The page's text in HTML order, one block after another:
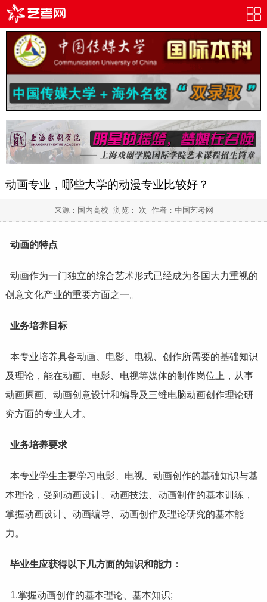
动画专业，哪些大学的动漫专业比较好？
来源：国内高校 浏览： 次 作者： 中国艺考网
动画的特点
动画作为一门独立的综合艺术形式已经成为各国大力重视的
创意文化产业的重要方面之一。
业务培养目标
本专业培养具备动画、电影、电视、创作所需要的基础知识
及理论，能在动画、电影、电视等媒体的制作岗位上，从事
动画原画、动画创意设计和编导及三维电脑动画创作理论研
究方面的专业人才。
业务培养要求
本专业学生主要学习电影、电视、动画创作的基础知识与基
本理论，受到动画设计、动画技法、动画制作的基本训练，
掌握动画设计、动画编导、动画创作及理论研究的基本能
力。
毕业生应获得以下几方面的知识和能力：
1.掌握动画创作的基本理论、基本知识;